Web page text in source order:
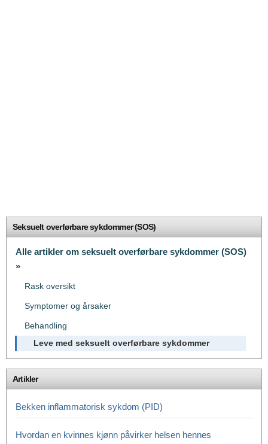
Seksuelt overførbare sykdommer (SOS)
Alle artikler om seksuelt overførbare sykdommer (SOS)
»
Rask oversikt
Symptomer og årsaker
Behandling
Leve med seksuelt overførbare sykdommer
Artikler
Bekken inflammatorisk sykdom (PID)
Hvordan en kvinnes kjønn påvirker helsen hennes